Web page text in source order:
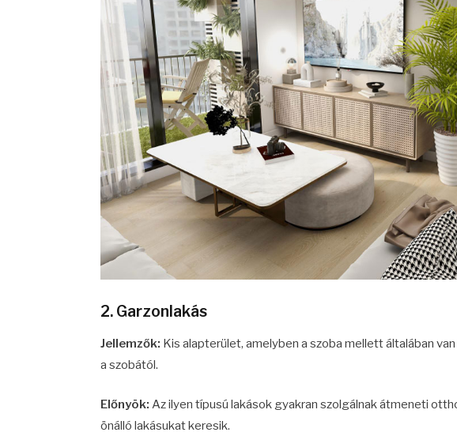
2. Garzonlakás
Jellemzők: Kis alapterület, amelyben a szoba mellett általában
a szobától.
Előnyök: Az ilyen típusú lakások gyakran szolgálnak átmeneti
önálló lakásukat keresik.